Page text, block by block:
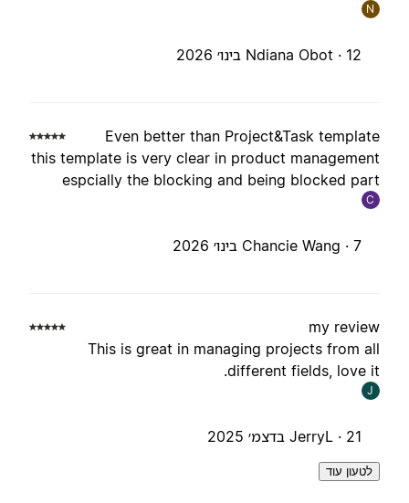
Ndiana Obot ·
Even better than Project&Task
this template is very clear in product
espcially the blocking and being blocked
Chancie Wang ·
my
This is great in managing projects from
different fields, love
JerryL ·
לטעון עוד